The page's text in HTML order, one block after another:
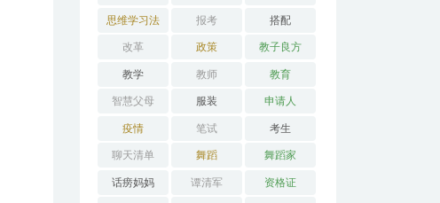
思维学习法 报考 搭配
改革 政策 教子良方
教学 教师 教育
智慧父母 服装 申请人
疫情 笔试 考生
聊天清单 舞蹈 舞蹈家
话痨妈妈 谭清军 资格证